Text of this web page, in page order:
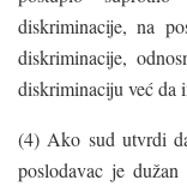
diskriminacije, na
diskriminacije,
diskriminaciju već da
(4) Ako sud utvrdi
poslodavac je